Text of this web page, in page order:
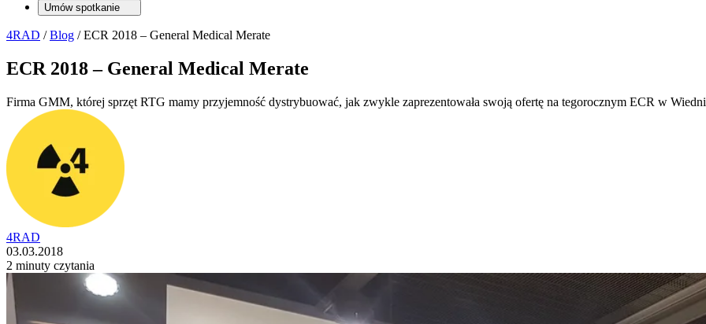
Umów spotkanie
4RAD /Blog /ECR 2018 – General Medical Merate
ECR 2018 – General Medical Merate
Firma GMM, której sprzęt RTG mamy przyjemność dystrybuować, jak zwykle zaprezentowała swoją ofertę na tegorocznym ECR w
4RAD
03.03.2018
2 minuty czytania